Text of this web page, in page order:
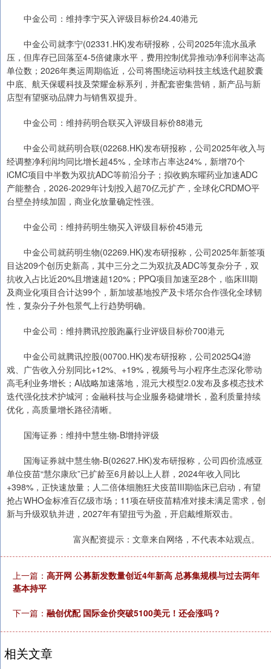
中金公司：维持李宁买入评级目标价24.40港元
中金公司就李宁(02331.HK)发布研报称，公司2025年流水虽承
压，但库存已回落至4-5倍健康水平，费用控制优异推动净利润率达高
单位数；2026年奥运周期临近，公司将围绕运动科技主线迭代超胶囊
中底、航天保暖科技及荣耀金标系列，并配套密集营销，新产品与新
店型有望驱动品牌力与销售双提升。
中金公司：维持药明合联买入评级目标价88港元
中金公司就药明合联(02268.HK)发布研报称，公司2025年收入与
经调整净利润均同比增长超45%，全球市占率达24%，新增70个
iCMC项目中半数为双抗ADC等前沿分子；拟收购东曜药业加速ADC
产能整合，2026-2029年计划投入超70亿元扩产，全球化CRDMO平
台壁垒持续加固，商业化放量确定性强。
中金公司：维持药明生物买入评级目标价45港元
中金公司就药明生物(02269.HK)发布研报称，公司2025年新签项
目达209个创历史新高，其中三分之二为双抗及ADC等复杂分子，双
抗收入占比近20%且增速超120%；PPQ项目加速至28个，临床III期
及商业化项目合计达99个，新加坡基地投产及卡塔尔合作强化全球韧
性，复杂分子外包景气上行趋势明确。
中金公司：维持腾讯控股跑赢行业评级目标价700港元
中金公司就腾讯控股(00700.HK)发布研报称，公司2025Q4游
戏、广告收入分别同比+12%、+19%，视频号与小程序生态深化带动
高毛利业务增长；AI战略加速落地，混元大模型2.0发布及多模态技术
迭代强化技术护城河；金融科技与企业服务稳健增长，盈利质量持续
优化，高质量增长路径清晰。
国海证券：维持中慧生物-B增持评级
国海证券就中慧生物-B(02627.HK)发布研报称，公司四价流感亚
单位疫苗“慧尔康欣”已扩龄至6月龄以上人群，2024年收入同比
+398%，正快速放量；人二倍体细胞狂犬疫苗III期临床已启动，有望
抢占WHO金标准百亿级市场；11项在研疫苗精准对接未满足需求，创
新与升级双轨并进，2027年有望扭亏为盈，开启戴维斯双击。
富兴配资提示：文章来自网络，不代表本站观点。
上一篇： 高开网 公募新发数量创近4年新高 总募集规模与过去两年
基本持平
下一篇： 融创优配 国际金价突破5100美元！还会涨吗？
相关文章